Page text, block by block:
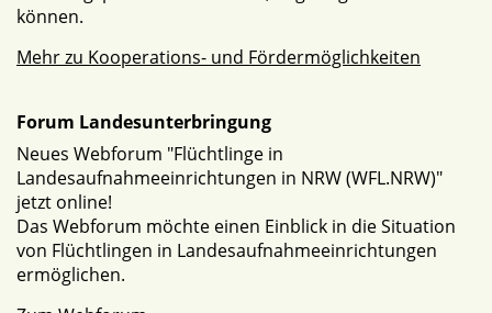
können.
Mehr zu Kooperations- und Fördermöglichkeiten
Forum Landesunterbringung
Neues Webforum "Flüchtlinge in
Landesaufnahmeeinrichtungen in NRW (WFL.NRW)"
jetzt online!
Das Webforum möchte einen Einblick in die Situation
von Flüchtlingen in Landesaufnahmeeinrichtungen
ermöglichen.